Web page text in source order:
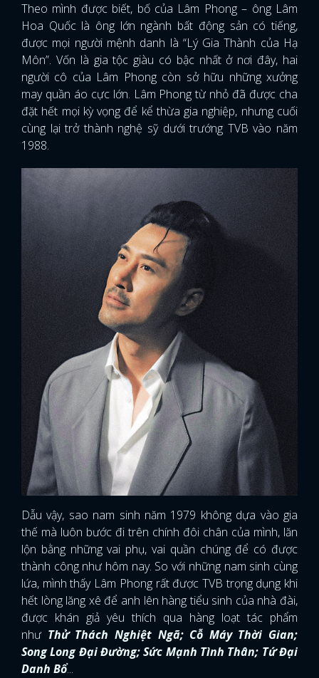
Theo mình được biết, bố của Lâm Phong – ông Lâm
Hoa Quốc là ông lớn ngành bất động sản có tiếng,
được mọi người mệnh danh là “Lý Gia Thành của Hạ
Môn”. Vốn là gia tộc giàu có bậc nhất ở nơi đây, hai
người cô của Lâm Phong còn sở hữu những xưởng
may quần áo cực lớn. Lâm Phong từ nhỏ đã được cha
đặt hết mọi kỳ vọng để kể thừa gia nghiệp, nhưng cuối
cùng lại trở thành nghệ sỹ dưới trướng TVB vào năm
1988.
Dẫu vậy, sao nam sinh năm 1979 không dựa vào gia
thế mà luôn bước đi trên chính đôi chân của mình, lăn
lộn bằng những vai phụ, vai quần chúng để có được
thành công như hôm nay. So với những nam sinh cùng
lứa, mình thấy Lâm Phong rất được TVB trọng dụng khi
hết lòng lăng xê để anh lên hàng tiểu sinh của nhà đài,
được khán giả yêu thích qua hàng loạt tác phẩm
như Thử Thách Nghiệt Ngã; Cỗ Máy Thời Gian;
Song Long Đại Đường; Sức Mạnh Tình Thân; Tứ Đại
Danh Bổ...